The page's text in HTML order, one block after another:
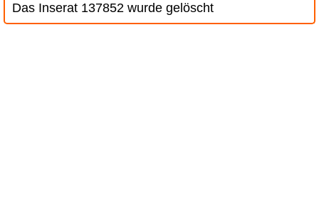
Das Inserat 137852 wurde gelöscht